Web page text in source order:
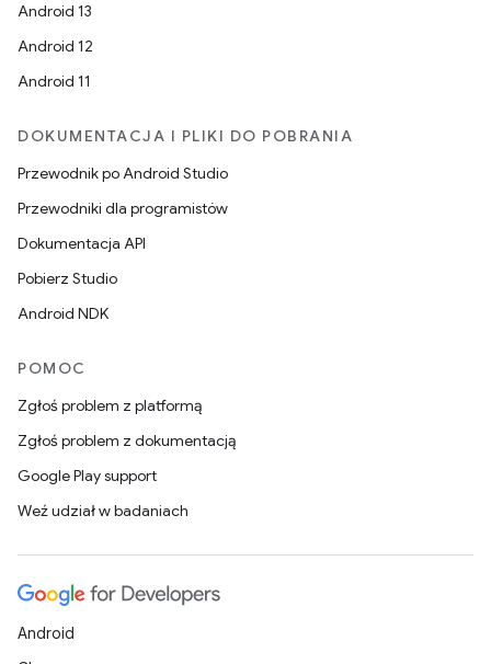
Android 13
Android 12
Android 11
DOKUMENTACJA I PLIKI DO POBRANIA
Przewodnik po Android Studio
Przewodniki dla programistów
Dokumentacja API
Pobierz Studio
Android NDK
POMOC
Zgłoś problem z platformą
Zgłoś problem z dokumentacją
Google Play support
Weź udział w badaniach
Android